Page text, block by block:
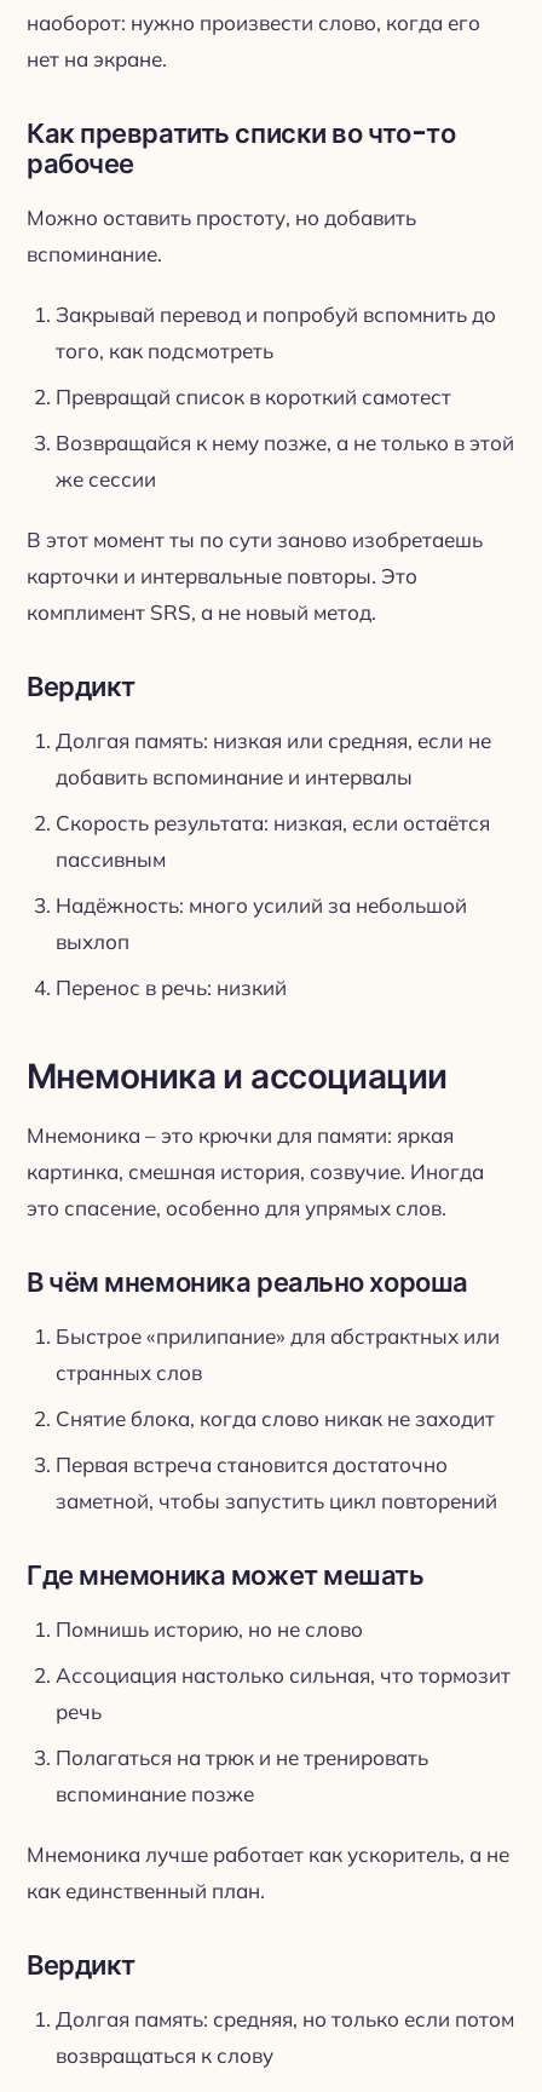
наоборот: нужно произвести слово, когда его
нет на экране.
Как превратить списки во что-то
рабочее
Можно оставить простоту, но добавить
вспоминание.
Закрывай перевод и попробуй вспомнить до
того, как подсмотреть
Превращай список в короткий самотест
Возвращайся к нему позже, а не только в этой
же сессии
В этот момент ты по сути заново изобретаешь
карточки и интервальные повторы. Это
комплимент SRS, а не новый метод.
Вердикт
Долгая память: низкая или средняя, если не
добавить вспоминание и интервалы
Скорость результата: низкая, если остаётся
пассивным
Надёжность: много усилий за небольшой
выхлоп
Перенос в речь: низкий
Мнемоника и ассоциации
Мнемоника – это крючки для памяти: яркая
картинка, смешная история, созвучие. Иногда
это спасение, особенно для упрямых слов.
В чём мнемоника реально хороша
Быстрое «прилипание» для абстрактных или
странных слов
Снятие блока, когда слово никак не заходит
Первая встреча становится достаточно
заметной, чтобы запустить цикл повторений
Где мнемоника может мешать
Помнишь историю, но не слово
Ассоциация настолько сильная, что тормозит
речь
Полагаться на трюк и не тренировать
вспоминание позже
Мнемоника лучше работает как ускоритель, а не
как единственный план.
Вердикт
Долгая память: средняя, но только если потом
возвращаться к слову